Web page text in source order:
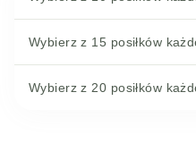
Wybierz z 15 posiłków
Wybierz z 20 posiłków